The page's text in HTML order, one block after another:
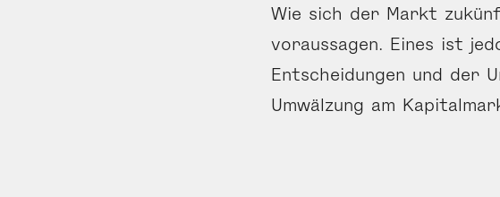
Wie sich der Markt
voraussagen. Eines ist
Entscheidungen und der
Umwälzung am